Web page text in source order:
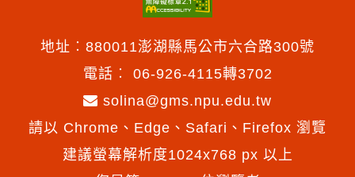
地址︰880011澎湖縣馬公市六合路300號
電話︰ 06-926-4115轉3702
solina@gms.npu.edu.tw
請以 Chrome、Edge、Safari、Firefox 瀏覽
建議螢幕解析度1024x768 px 以上